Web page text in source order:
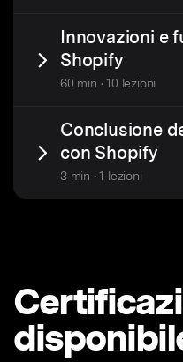
Innovazioni e
Shopify
60 min • 10 lezioni
Conclusione
con Shopify
3 min • 1 lezioni